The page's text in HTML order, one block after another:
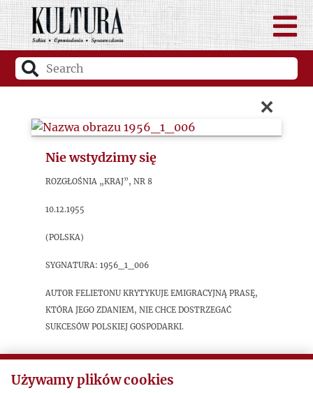
×
Nie wstydzimy się
Rozgłośnia „Kraj”, nr 8
10.12.1955
(Polska)
sygnatura: 1956_1_006
Autor felietonu krytykuje emigracyjną prasę,
która jego zdaniem, nie chce dostrzegać
sukcesów polskiej gospodarki.
Postacie powiązane
Używamy plików cookies